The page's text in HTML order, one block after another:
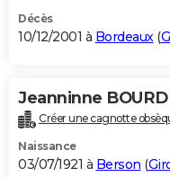
Décès
10/12/2001 à Bordeaux(
Jeanninne
Créer une cagnotte
Naissance
03/07/1921 à Berson (